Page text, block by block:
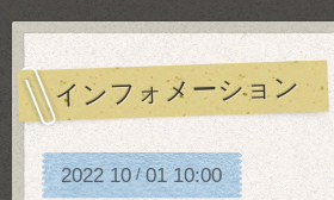
インフォメーション
2022 10/01 10:00